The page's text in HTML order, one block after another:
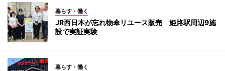
暮らす・働く
JR西日本が忘れ物傘リユース販売 姫路駅周辺9施
設で実証実験
暮らす・働く